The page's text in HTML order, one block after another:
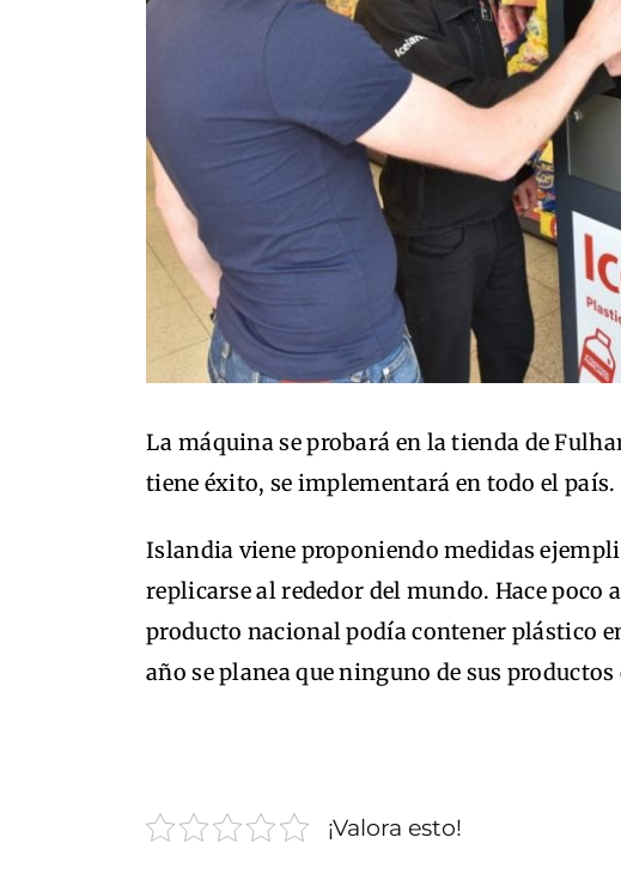
La máquina se probará en la tienda de
tiene éxito, se implementará en todo el país.
Islandia viene proponiendo medidas
replicarse al rededor del mundo. Hace poco
producto nacional podía contener plástico
año se planea que ninguno de sus
¡Valora esto!